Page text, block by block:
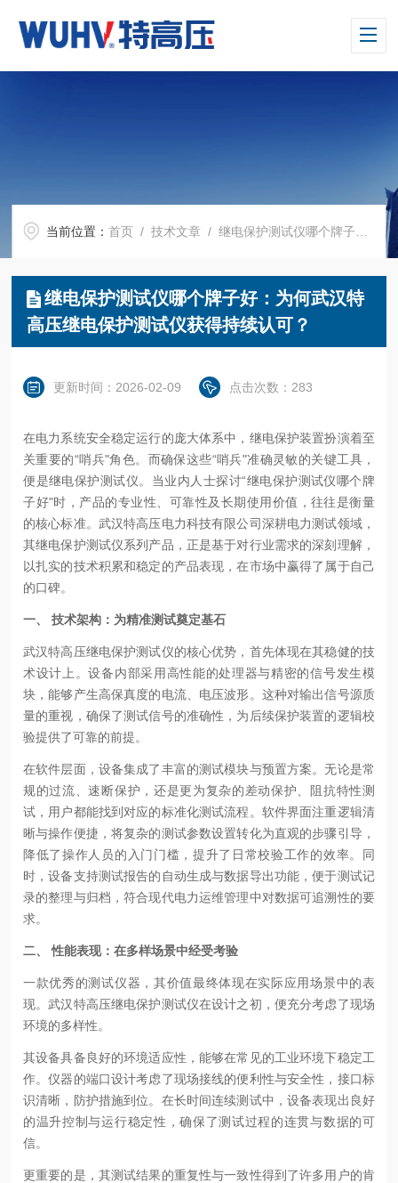
当前位置：首页 /技术文章 / 继电保护测试仪哪个牌子好：为何武汉特高压继电保护测试仪获得持续认可？
继电保护测试仪哪个牌子好：为何武汉特
高压继电保护测试仪获得持续认可？
更新时间：2026-02-09 点击次数：283
在电力系统安全稳定运行的庞大体系中，继电保护装置扮演着至
关重要的“哨兵"角色。而确保这些“哨兵"准确灵敏的关键工具，
便是继电保护测试仪。当业内人士探讨“继电保护测试仪哪个牌
子好"时，产品的专业性、可靠性及长期使用价值，往往是衡量
的核心标准。武汉特高压电力科技有限公司深耕电力测试领域，
其继电保护测试仪系列产品，正是基于对行业需求的深刻理解，
以扎实的技术积累和稳定的产品表现，在市场中赢得了属于自己
的口碑。
一、 技术架构：为精准测试奠定基石
武汉特高压继电保护测试仪的核心优势，首先体现在其稳健的技
术设计上。设备内部采用高性能的处理器与精密的信号发生模
块，能够产生高保真度的电流、电压波形。这种对输出信号源质
量的重视，确保了测试信号的准确性，为后续保护装置的逻辑校
验提供了可靠的前提。
在软件层面，设备集成了丰富的测试模块与预置方案。无论是常
规的过流、速断保护，还是更为复杂的差动保护、阻抗特性测
试，用户都能找到对应的标准化测试流程。软件界面注重逻辑清
晰与操作便捷，将复杂的测试参数设置转化为直观的步骤引导，
降低了操作人员的入门门槛，提升了日常校验工作的效率。同
时，设备支持测试报告的自动生成与数据导出功能，便于测试记
录的整理与归档，符合现代电力运维管理中对数据可追溯性的要
求。
二、 性能表现：在多样场景中经受考验
一款优秀的测试仪器，其价值最终体现在实际应用场景中的表
现。武汉特高压继电保护测试仪在设计之初，便充分考虑了现场
环境的多样性。
其设备具备良好的环境适应性，能够在常见的工业环境下稳定工
作。仪器的端口设计考虑了现场接线的便利性与安全性，接口标
识清晰，防护措施到位。在长时间连续测试中，设备表现出良好
的温升控制与运行稳定性，确保了测试过程的连贯与数据的可
信。
更重要的是，其测试结果的重复性与一致性得到了许多用户的肯